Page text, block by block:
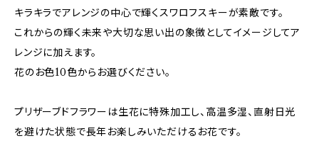
キラキラでアレンジの中心で輝くスワロフスキーが素敵です。
これからの輝く未来や大切な思い出の象徴としてイメージしてア
レンジに加えます。
花のお色10色からお選びください。
プリザーブドフラワーは生花に特殊加工し、高温多湿、直射日光
を避けた状態で長年お楽しみいただけるお花です。